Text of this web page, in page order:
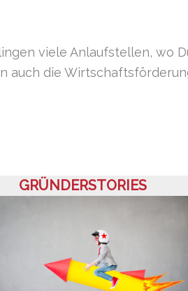
viele Anlaufstellen, wo
auch die
GRÜNDERSTORIES